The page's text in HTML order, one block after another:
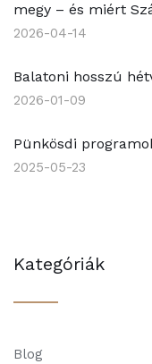
megy – és miért
2026-04-14
Balatoni hosszú
2026-01-09
Pünkösdi
2025-05-23
Kategóriák
Blog